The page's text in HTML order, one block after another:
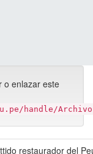
o enlazar este
handle/
restaurador del